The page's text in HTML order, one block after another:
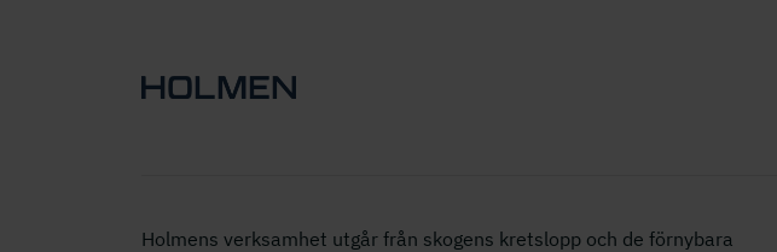
Holmens verksamhet utgår från skogens kretslopp och de förnybara